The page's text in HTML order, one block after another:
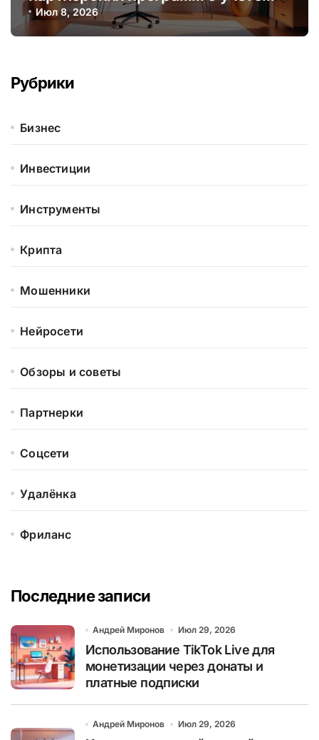
сезонных и трендовых факторов
Июл 8, 2026
Рубрики
Бизнес
Инвестиции
Инструменты
Крипта
Мошенники
Нейросети
Обзоры и советы
Партнерки
Соцсети
Удалёнка
Фриланс
Последние записи
Андрей Миронов Июл 29, 2026
Использование TikTok Live для
монетизации через донаты и
платные подписки
Андрей Миронов Июл 29, 2026